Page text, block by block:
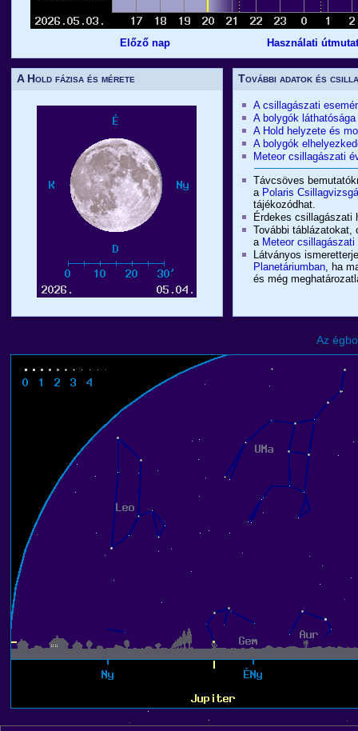
Előző nap Használati
A Hold fázisa és mérete További adatok és
A csillagászati
A bolygók
A Hold helyzete és
A bolygók
Meteor csillagászati
Távcsöves
a Polaris
tájékozódhat.
Érdekes
További
a Meteor
Látványos
Planetáriumban, ha
és még
Az